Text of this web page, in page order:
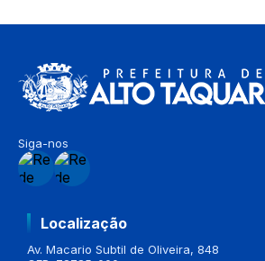
Siga-nos
Localização
Av. Macario Subtil de Oliveira, 848